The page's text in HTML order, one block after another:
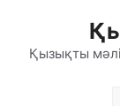
contentҚызықты